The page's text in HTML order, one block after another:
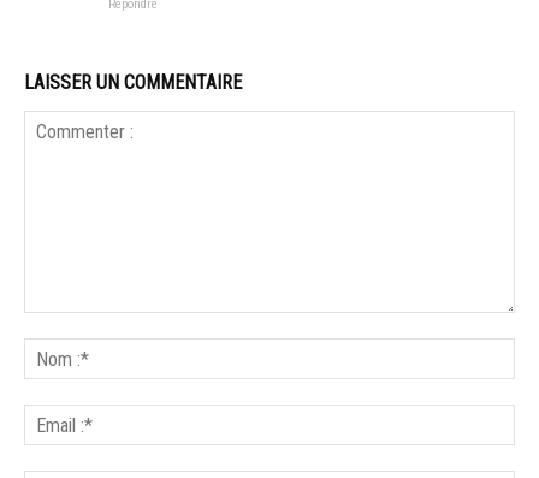
Répondre
LAISSER UN COMMENTAIRE